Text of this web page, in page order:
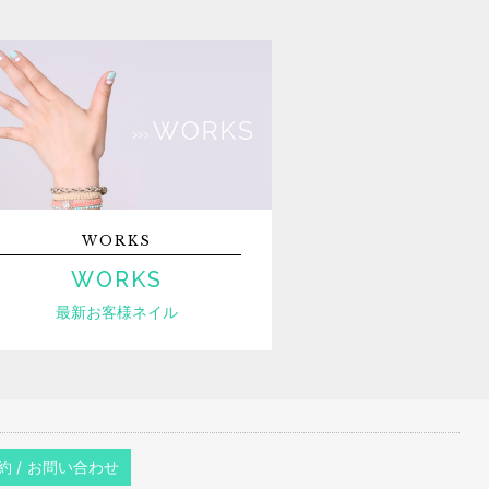
WORKS
WORKS
最新お客様ネイル
/ お問い合わせ